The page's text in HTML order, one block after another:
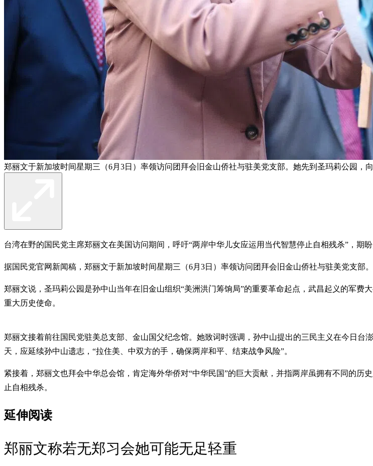
郑丽文于新加坡时间星期三（6月3日）率领访问团拜会旧金山侨社与驻美党支部。她先到圣玛莉公园，
台湾在野的国民党主席郑丽文在美国访问期间，呼吁“两岸中华儿女应运用当代智慧停止自相残杀”，期
据国民党官网新闻稿，郑丽文于新加坡时间星期三（6月3日）率领访问团拜会旧金山侨社与驻美党支部
郑丽文说，圣玛莉公园是孙中山当年在旧金山组织“美洲洪门筹饷局”的重要革命起点，武昌起义的军
重大历史使命。
郑丽文接着前往国民党驻美总支部、金山国父纪念馆。她致词时强调，孙中山提出的三民主义在今日
天，应延续孙中山遗志，“拉住美、中双方的手，确保两岸和平、结束战争风险”。
紧接着，郑丽文也拜会中华总会馆，肯定海外华侨对“中华民国”的巨大贡献，并指两岸虽拥有不同的
止自相残杀。
延伸阅读
郑丽文称若无郑习会她可能无足轻重